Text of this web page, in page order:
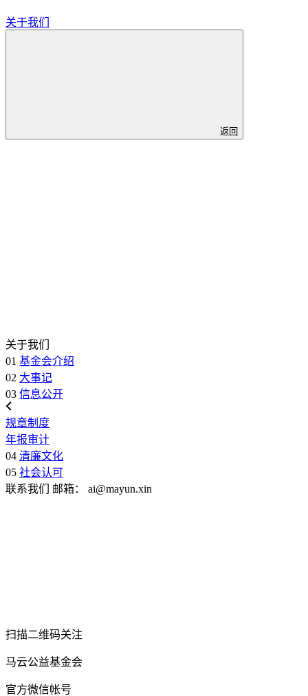
关于我们
返回
关于我们
01 基金会介绍
02 大事记
03 信息公开
规章制度
年报审计
04 清廉文化
05 社会认可
联系我们
邮箱： ai@mayun.xin
扫描二维码关注
马云公益基金会
官方微信帐号